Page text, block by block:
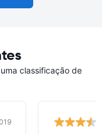
classificação de